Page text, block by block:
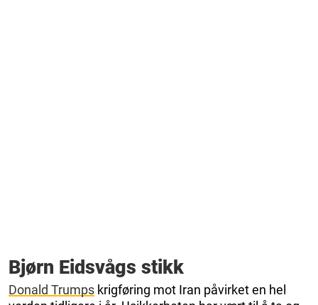
Bjørn Eidsvågs stikk
Donald Trumps krigføring mot Iran påvirket en hel